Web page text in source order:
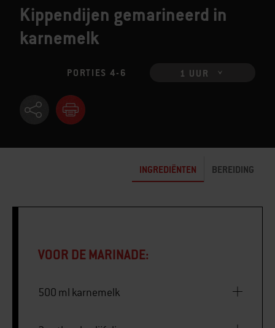
Kippendijen gemarineerd in
karnemelk
PORTIES 4-6 1 UUR
INGREDIËNTEN BEREIDING
VOOR DE MARINADE:
500 ml karnemelk